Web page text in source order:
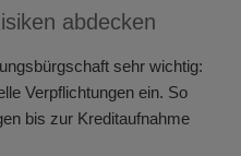
abdecken
sehr wichtig:
Verpflichtungen ein. So
bis zur Kreditaufnahme